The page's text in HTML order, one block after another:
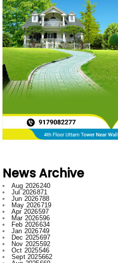
News Archive
Jun 2026
788
May 2026719
Apr 2026597
Mar 2026596
Feb 2026634
Jan 2026749
Dec 2025697
Nov 2025592
Oct 2025546
Sept 2025662
Aug 2025669
Jul 2025776
Jun 2025958
May 2025996
Apr 2025918